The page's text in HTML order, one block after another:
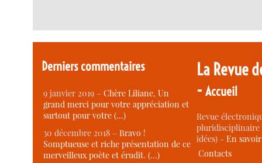
Derniers commentaires
9 janvier 2019 –Chère Liliane, Un
grand merci pour votre appréciation et
surtout pour votre (…)
30 décembre 2018 –Bravo !
Somptueuse et riche présentation de ce
merveilleux poète et érudit. (…)
La Revue
-Accueil
Revue
idées) -En
Contacts